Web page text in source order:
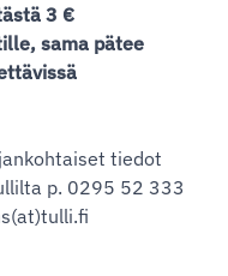
3 €
sama pätee
tiedot
p. 0295 52 333